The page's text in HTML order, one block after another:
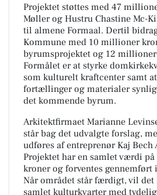
Projektet støttes med 47
Møller og Hustru Chastine Mc-
til almene Formaal. Dertil
Kommune med 10 millioner
byrumsprojektet og 12
Formålet er at styrke
som kulturelt kraftcenter samt
fortællinger og materialer
det kommende byrum.
Arkitektfirmaet Marianne
står bag det udvalgte forslag,
udføres af entreprenør Kaj Bech
Projektet har en samlet værdi
kroner og forventes gennemført
Når området står færdigt, vil det
samlet kulturkvarter med